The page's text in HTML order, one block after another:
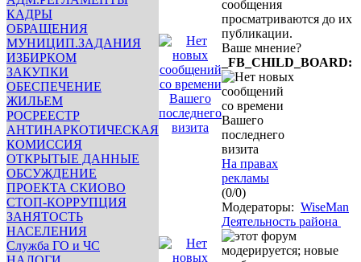
КАДРЫ
ОБРАЩЕНИЯ
МУНИЦИП.ЗАДАНИЯ
ИЗБИРКОМ
ЗАКУПКИ
ОБЕСПЕЧЕНИЕ
ЖИЛЬЕМ
РОСРЕЕСТР
АНТИНАРКОТИЧЕСКАЯ
КОМИССИЯ
ОТКРЫТЫЕ ДАННЫЕ
ОБСУЖДЕНИЕ
ПРОЕКТА СКИОВО
СТОП-КОРРУПЦИЯ
ЗАНЯТОСТЬ
НАСЕЛЕНИЯ
Служба ГО и ЧС
Ваше мнение?
_FB_CHILD_BOARD:
На правах
рекламы
(0/0)
Модераторы: WiseMan
Деятельность района